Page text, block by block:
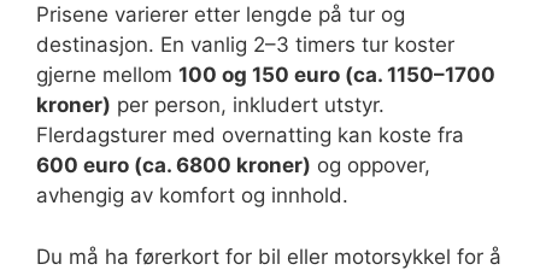
Prisene varierer etter lengde på tur og
destinasjon. En vanlig 2–3 timers tur koster
gjerne mellom 100 og 150 euro (ca. 1150–1700
kroner) per person, inkludert utstyr.
Flerdagsturer med overnatting kan koste fra
600 euro (ca. 6800 kroner) og oppover,
avhengig av komfort og innhold.
Du må ha førerkort for bil eller motorsykkel for å